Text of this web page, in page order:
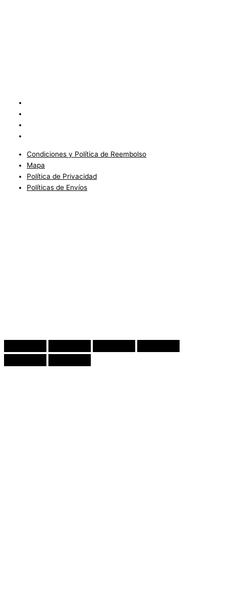
Condiciones y Política de Reembolso
Mapa
Política de Privacidad
Políticas de Envíos